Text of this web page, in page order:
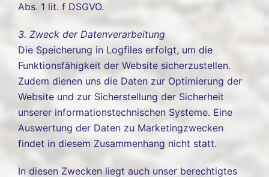
Abs. 1 lit. f DSGVO.
3. Zweck der Datenverarbeitung
Die Speicherung in Logfiles erfolgt, um die
Funktionsfähigkeit der Website sicherzustellen.
Zudem dienen uns die Daten zur Optimierung der
Website und zur Sicherstellung der Sicherheit
unserer informationstechnischen Systeme. Eine
Auswertung der Daten zu Marketingzwecken
findet in diesem Zusammenhang nicht statt.
In diesen Zwecken liegt auch unser berechtigtes